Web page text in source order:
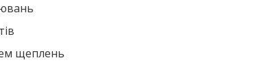
щеплень